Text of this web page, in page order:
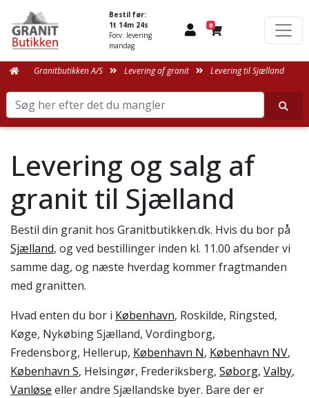
Levering og salg af
granit til Sjælland
Bestil din granit hos Granitbutikken.dk. Hvis du bor på
Sjælland, og ved bestillinger inden kl. 11.00 afsender vi
samme dag, og næste hverdag kommer fragtmanden
med granitten.
Hvad enten du bor i København, Roskilde, Ringsted,
Køge, Nykøbing Sjælland, Vordingborg,
Fredensborg, Hellerup, København N, København NV,
København S, Helsingør, Frederiksberg, Søborg, Valby,
Vanløse eller andre Sjællandske byer. Bare der er
Bestil før:
1t 14m 24s
Forv. levering
mandag
0
Granitbutikken A/S Levering af granit Levering til Sjælland